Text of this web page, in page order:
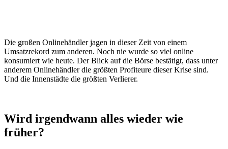
Die großen Onlinehändler jagen in dieser Zeit von einem
Umsatzrekord zum anderen. Noch nie wurde so viel online
konsumiert wie heute. Der Blick auf die Börse bestätigt, dass unter
anderem Onlinehändler die größten Profiteure dieser Krise sind.
Und die Innenstädte die größten Verlierer.
Wird irgendwann alles wieder wie
früher?